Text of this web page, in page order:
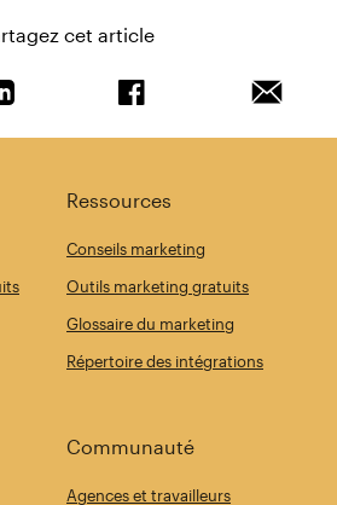
cet article
Ressources
Conseils marketing
Outils marketing gratuits
Glossaire du marketing
Répertoire des intégrations
Communauté
Agences et travailleurs